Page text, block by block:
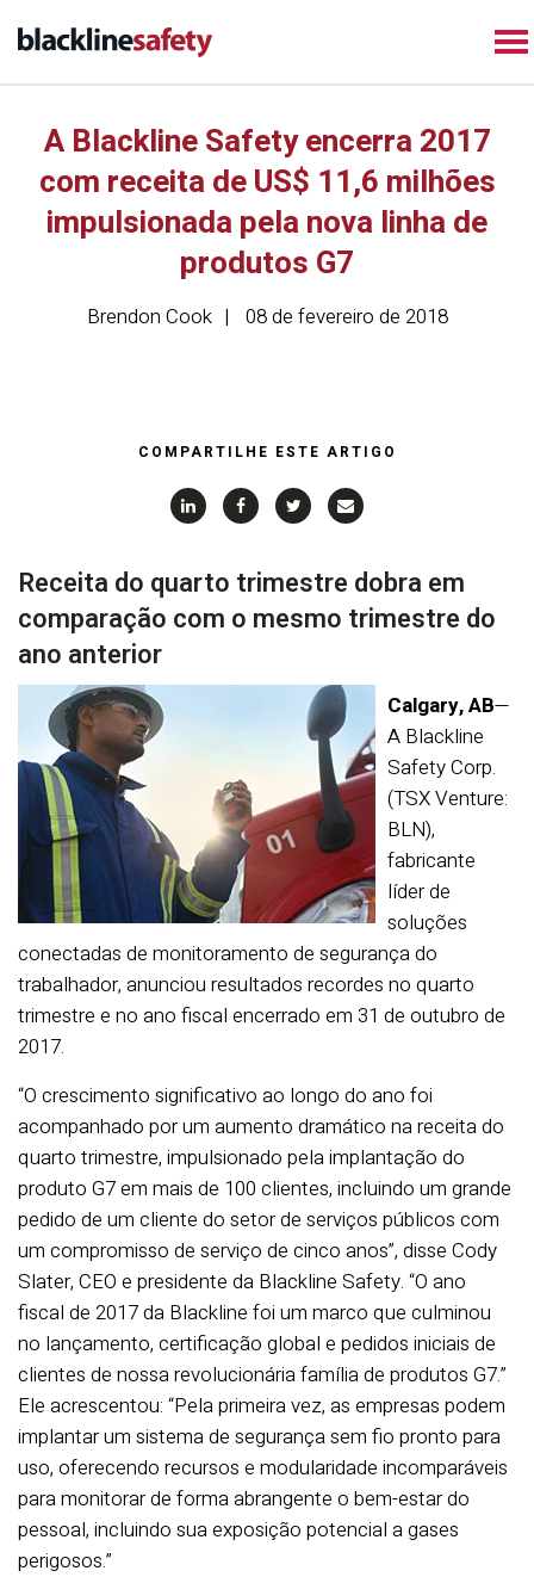
A Blackline Safety encerra 2017
com receita de US$ 11,6 milhões
impulsionada pela nova linha de
produtos G7
Brendon Cook 08 de fevereiro de 2018
COMPARTILHE ESTE ARTIGO
Receita do quarto trimestre dobra em
comparação com o mesmo trimestre do
ano anterior
Calgary, AB—
A Blackline
Safety Corp.
(TSX Venture:
BLN),
fabricante
líder de
soluções
conectadas de monitoramento de segurança do
trabalhador, anunciou resultados recordes no quarto
trimestre e no ano fiscal encerrado em 31 de outubro de
2017.
“O crescimento significativo ao longo do ano foi
acompanhado por um aumento dramático na receita do
quarto trimestre, impulsionado pela implantação do
produto G7 em mais de 100 clientes, incluindo um grande
pedido de um cliente do setor de serviços públicos com
um compromisso de serviço de cinco anos”, disse Cody
Slater, CEO e presidente da Blackline Safety. “O ano
fiscal de 2017 da Blackline foi um marco que culminou
no lançamento, certificação global e pedidos iniciais de
clientes de nossa revolucionária família de produtos G7.”
Ele acrescentou: “Pela primeira vez, as empresas podem
implantar um sistema de segurança sem fio pronto para
uso, oferecendo recursos e modularidade incomparáveis
para monitorar de forma abrangente o bem-estar do
pessoal, incluindo sua exposição potencial a gases
perigosos.”